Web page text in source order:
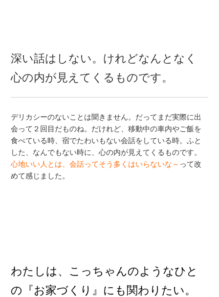
深い話はしない。けれどなんとなく
心の内が見えてくるものです。
デリカシーのないことは聞きません。だってまだ実際に出
会って２回目だものね。だけれど、移動中の車内やご飯を
食べている時、宿でたわいもない会話をしている時。ふと
した、なんでもない時に、心の内が見えてくるものです。
心地いい人とは、会話ってそう多くはいらないな～ って改
めて感じました。
わたしは、こっちゃんのようなひと
の『お家づくり』にも関わりたい。